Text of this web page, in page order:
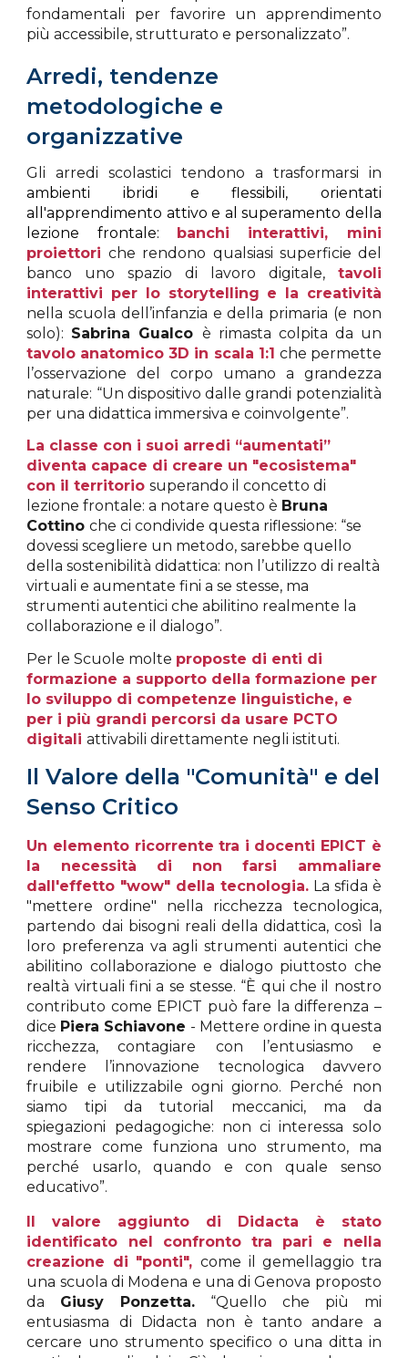
fondamentali per favorire un apprendimento
più accessibile, strutturato e personalizzato”.
Arredi, tendenze
metodologiche e
organizzative
Gli arredi scolastici tendono a trasformarsi in
ambienti ibridi e flessibili, orientati
all'apprendimento attivo e al superamento della
lezione frontale: banchi interattivi, mini
proiettoriche rendono qualsiasi superficie del
banco uno spazio di lavoro digitale, tavoli
interattivi per lo storytelling e la creatività
nella scuola dell’infanzia e della primaria (e non
solo): Sabrina Gualco è rimasta colpita da un
tavolo anatomico 3D in scala 1:1 che permette
l’osservazione del corpo umano a grandezza
naturale: “Un dispositivo dalle grandi potenzialità
per una didattica immersiva e coinvolgente”.
La classe con i suoi arredi “aumentati”
diventa capace di creare un "ecosistema"
con il territorio superando il concetto di
lezione frontale: a notare questo è Bruna
Cottinoche ci condivide questa riflessione: “se
dovessi scegliere un metodo, sarebbe quello
della sostenibilità didattica: non l’utilizzo di realtà
virtuali e aumentate fini a se stesse, ma
strumenti autentici che abilitino realmente la
collaborazione e il dialogo”.
Per le Scuole molte proposte di enti di
formazione a supporto della formazione per
lo sviluppo di competenze linguistiche, e
per i più grandi percorsi da usare PCTO
digitaliattivabili direttamente negli istituti.
Il Valore della "Comunità" e del
Senso Critico
Un elemento ricorrente tra i docenti EPICT è
la necessità di non farsi ammaliare
dall'effetto "wow" della tecnologia. La sfida è
"mettere ordine" nella ricchezza tecnologica,
partendo dai bisogni reali della didattica, così la
loro preferenza va agli strumenti autentici che
abilitino collaborazione e dialogo piuttosto che
realtà virtuali fini a se stesse. “È qui che il nostro
contributo come EPICT può fare la differenza –
dice Piera Schiavone - Mettere ordine in questa
ricchezza, contagiare con l’entusiasmo e
rendere l’innovazione tecnologica davvero
fruibile e utilizzabile ogni giorno. Perché non
siamo tipi da tutorial meccanici, ma da
spiegazioni pedagogiche: non ci interessa solo
mostrare come funziona uno strumento, ma
perché usarlo, quando e con quale senso
educativo”.
Il valore aggiunto di Didacta è stato
identificato nel confronto tra pari e nella
creazione di "ponti", come il gemellaggio tra
una scuola di Modena e una di Genova proposto
da Giusy Ponzetta. “Quello che più mi
entusiasma di Didacta non è tanto andare a
cercare uno strumento specifico o una ditta in